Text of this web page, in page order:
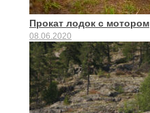
Прокат лодок с мотором
08.06.2020